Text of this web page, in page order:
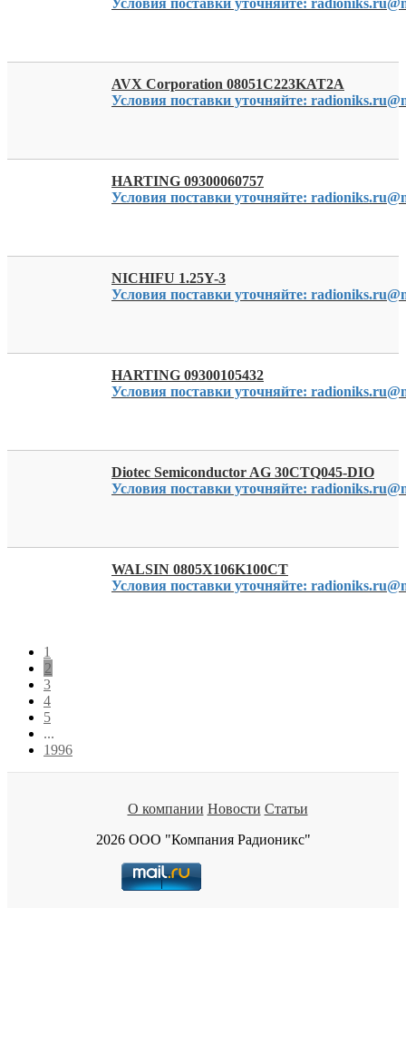
AVX Corporation 08051C223KAT2A
Условия поставки уточняйте:
HARTING 09300060757
Условия поставки уточняйте:
NICHIFU 1.25Y-3
Условия поставки уточняйте:
HARTING 09300105432
Условия поставки уточняйте:
Diotec Semiconductor AG 30CTQ045-DIO
Условия поставки уточняйте:
WALSIN 0805X106K100CT
Условия поставки уточняйте:
1
2
3
4
5
...
1996
О компании Новости Статьи
2026 ООО "Компания Радионикс"